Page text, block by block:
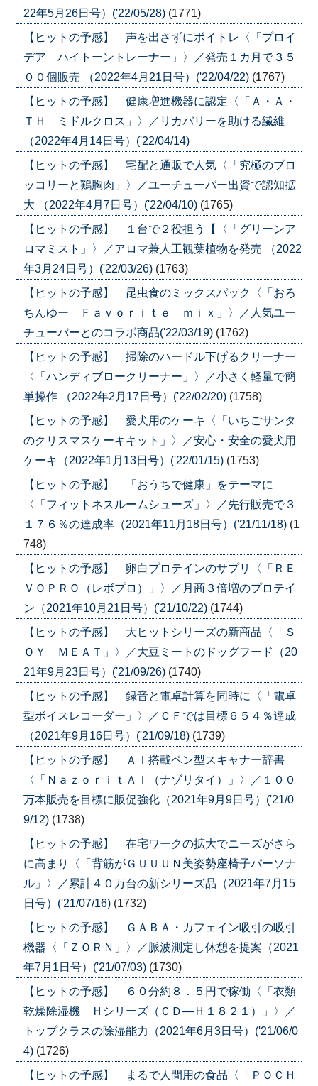
22年5月26日号）('22/05/28) (1771)
【ヒットの予感】 声を出さずにボイトレ〈「プロイ
デア ハイトーントレーナー」〉／発売１カ月で３５
００個販売 （2022年4月21日号）('22/04/22) (1767)
【ヒットの予感】 健康増進機器に認定〈「Ａ・Ａ・
ＴＨ ミドルクロス」〉／リカバリーを助ける繊維
（2022年4月14日号）('22/04/14)
【ヒットの予感】 宅配と通販で人気〈「究極のブロ
ッコリーと鶏胸肉」〉／ユーチューバー出資で認知拡
大 （2022年4月7日号）('22/04/10) (1765)
【ヒットの予感】 １台で２役担う【〈「グリーンア
ロマミスト」〉／アロマ兼人工観葉植物を発売 （2022
年3月24日号）('22/03/26) (1763)
【ヒットの予感】 昆虫食のミックスパック〈「おろ
ちんゆー Ｆａｖｏｒｉｔｅ ｍｉｘ」〉／人気ユー
チューバーとのコラボ商品('22/03/19) (1762)
【ヒットの予感】 掃除のハードル下げるクリーナー
〈「ハンディブロークリーナー」〉／小さく軽量で簡
単操作 （2022年2月17日号）('22/02/20) (1758)
【ヒットの予感】 愛犬用のケーキ〈「いちごサンタ
のクリスマスケーキキット」〉／安心・安全の愛犬用
ケーキ（2022年1月13日号）('22/01/15) (1753)
【ヒットの予感】 「おうちで健康」をテーマに
〈「フィットネスルームシューズ」〉／先行販売で３
１７６％の達成率（2021年11月18日号）('21/11/18) (1
748)
【ヒットの予感】 卵白プロテインのサプリ〈「ＲＥ
ＶＯＰＲＯ（レボプロ）」〉／月商３倍増のプロテイ
ン（2021年10月21日号）('21/10/22) (1744)
【ヒットの予感】 大ヒットシリーズの新商品〈「Ｓ
ＯＹ ＭＥＡＴ」〉／大豆ミートのドッグフード（20
21年9月23日号）('21/09/26) (1740)
【ヒットの予感】 録音と電卓計算を同時に〈「電卓
型ボイスレコーダー」〉／ＣＦでは目標６５４％達成
（2021年9月16日号）('21/09/18) (1739)
【ヒットの予感】 ＡＩ搭載ペン型スキャナー辞書
〈「ＮａｚｏｒｉｔＡＩ（ナゾリタイ）」〉／１００
万本販売を目標に販促強化（2021年9月9日号）('21/0
9/12) (1738)
【ヒットの予感】 在宅ワークの拡大でニーズがさら
に高まり〈「背筋がＧＵＵＵＮ美姿勢座椅子パーソナ
ル」〉／累計４０万台の新シリーズ品（2021年7月15
日号）('21/07/16) (1732)
【ヒットの予感】 ＧＡＢＡ・カフェイン吸引の吸引
機器〈「ＺＯＲＮ」〉／脈波測定し休憩を提案（2021
年7月1日号）('21/07/03) (1730)
【ヒットの予感】 ６０分約８．５円で稼働〈「衣類
乾燥除湿機 Ｈシリーズ（ＣＤ―Ｈ１８２１）」〉／
トップクラスの除湿能力（2021年6月3日号）('21/06/0
4) (1726)
【ヒットの予感】 まるで人間用の食品〈「ＰＯＣＨ